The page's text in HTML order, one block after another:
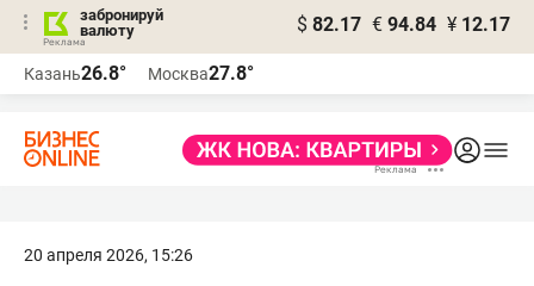
забронируй
валюту
$ 82.17 € 94.84 ¥ 12.17
Казань26.8° Москва27.8°
20 апреля 2026, 15:26